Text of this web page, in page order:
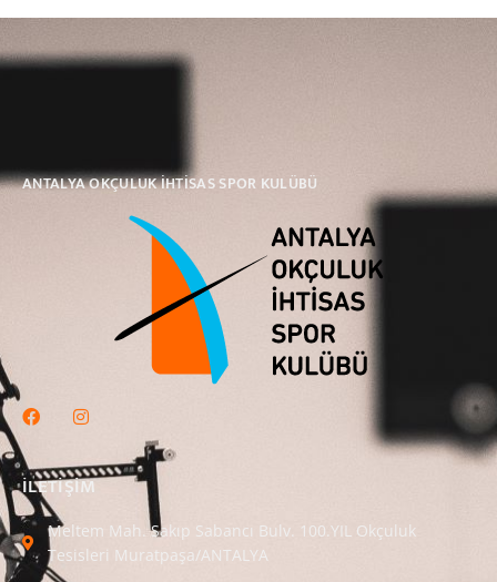
ANTALYA OKÇULUK İHTİSAS SPOR KULÜBÜ
ILETIŞIM
Meltem Mah. Sakıp Sabancı Bulv. 100.YIL Okçuluk
Tesisleri Muratpaşa/ANTALYA